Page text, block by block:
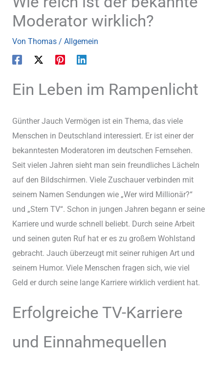
Moderator wirklich?
Von Thomas/Allgemein
Ein Leben im Rampenlicht
Günther Jauch Vermögen ist ein Thema, das viele
Menschen in Deutschland interessiert. Er ist einer der
bekanntesten Moderatoren im deutschen Fernsehen.
Seit vielen Jahren sieht man sein freundliches Lächeln
auf den Bildschirmen. Viele Zuschauer verbinden mit
seinem Namen Sendungen wie „Wer wird Millionär?“
und „Stern TV“. Schon in jungen Jahren begann er seine
Karriere und wurde schnell beliebt. Durch seine Arbeit
und seinen guten Ruf hat er es zu großem Wohlstand
gebracht. Jauch überzeugt mit seiner ruhigen Art und
seinem Humor. Viele Menschen fragen sich, wie viel
Geld er durch seine lange Karriere wirklich verdient hat.
Erfolgreiche TV-Karriere
und Einnahmequellen